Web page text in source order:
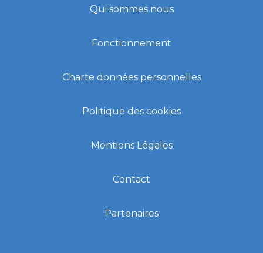
Qui sommes nous
Fonctionnement
Charte données personnelles
Politique des cookies
Mentions Légales
Contact
Partenaires